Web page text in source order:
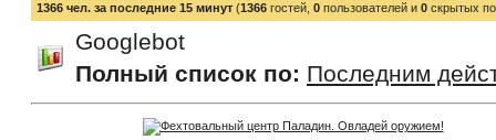
1366 чел. за последние 15 минут (1366 гостей, 0 пользователей и 0 скрытых
Googlebot
Полный список по: Последним